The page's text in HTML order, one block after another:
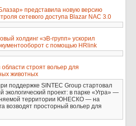
представила новую версию
сетевого доступа Blazar NAC 3.0
холдинг «эВ-групп» ускорил
с помощью HRlink
области строят вольер для
животных
поддержке SINTEC Group стартовал
экологический проект: в парке «Угра» —
территории ЮНЕСКО — на
возводят просторный вольер для